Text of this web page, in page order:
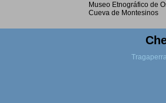
Museo Etnográfico de
Cueva de Montesinos